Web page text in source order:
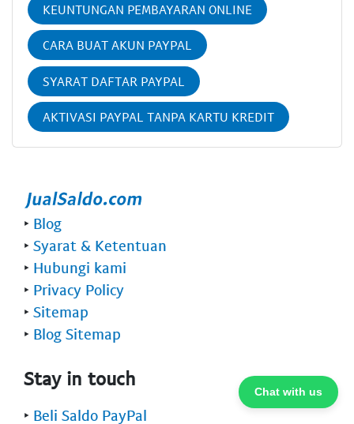
KEUNTUNGAN PEMBAYARAN ONLINE
CARA BUAT AKUN PAYPAL
SYARAT DAFTAR PAYPAL
AKTIVASI PAYPAL TANPA KARTU KREDIT
Chat with us
‣ Blog
‣ Syarat & Ketentuan
‣ Hubungi kami
‣ Privacy Policy
‣ Sitemap
‣ Blog Sitemap
Stay in touch
‣ Beli Saldo PayPal